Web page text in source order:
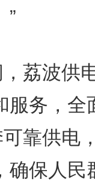
”
荔波供
服务，全
可靠供电
确保人民